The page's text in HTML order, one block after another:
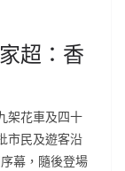
超：香
架花車及四十
市民及遊客沿
幕，隨後登場